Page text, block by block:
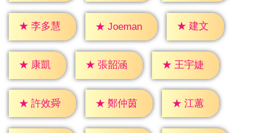
★ 李多慧 ★ Joeman ★ 建文
★ 康凱 ★ 張韶涵 ★ 王宇婕
★ 許效舜 ★ 鄭仲茵 ★ 江蕙